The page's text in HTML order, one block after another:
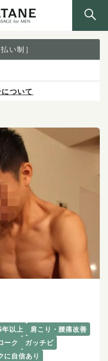
い制］
ついて
ください。
さい。
以上
肩こり・腰痛改善
ーク
ガッチビ
に自信あり